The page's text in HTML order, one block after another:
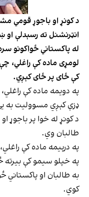
د کونړ او باجوړ قومي
انټرنشنل ته رسېدلې او
له پاکستاني ځواکونو
لومړی ماده کې راغلي،
کې ځای پر ځای کېږي.
په دویمه ماده کې
ډزې کېږي مسوولیت به
د کونړ له خوا پر باجوړ
طالبان وي.
په درېیمه ماده کې
په خپلو سیمو کې
به طالبان او پاکستاني
کوي.